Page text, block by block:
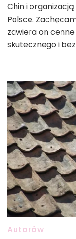
Chin i
Polsce.
zawiera on
skutecznego i
Autorów